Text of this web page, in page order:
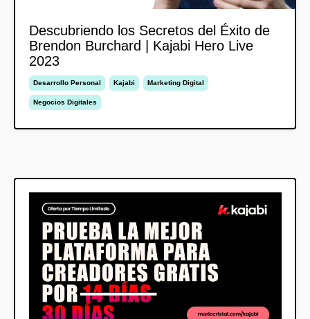
Descubriendo los Secretos del Éxito de
Brendon Burchard | Kajabi Hero Live
2023
Desarrollo Personal Kajabi Marketing Digital
Negocios Digitales